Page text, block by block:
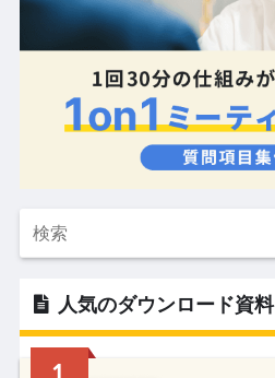
人気のダウンロード資料